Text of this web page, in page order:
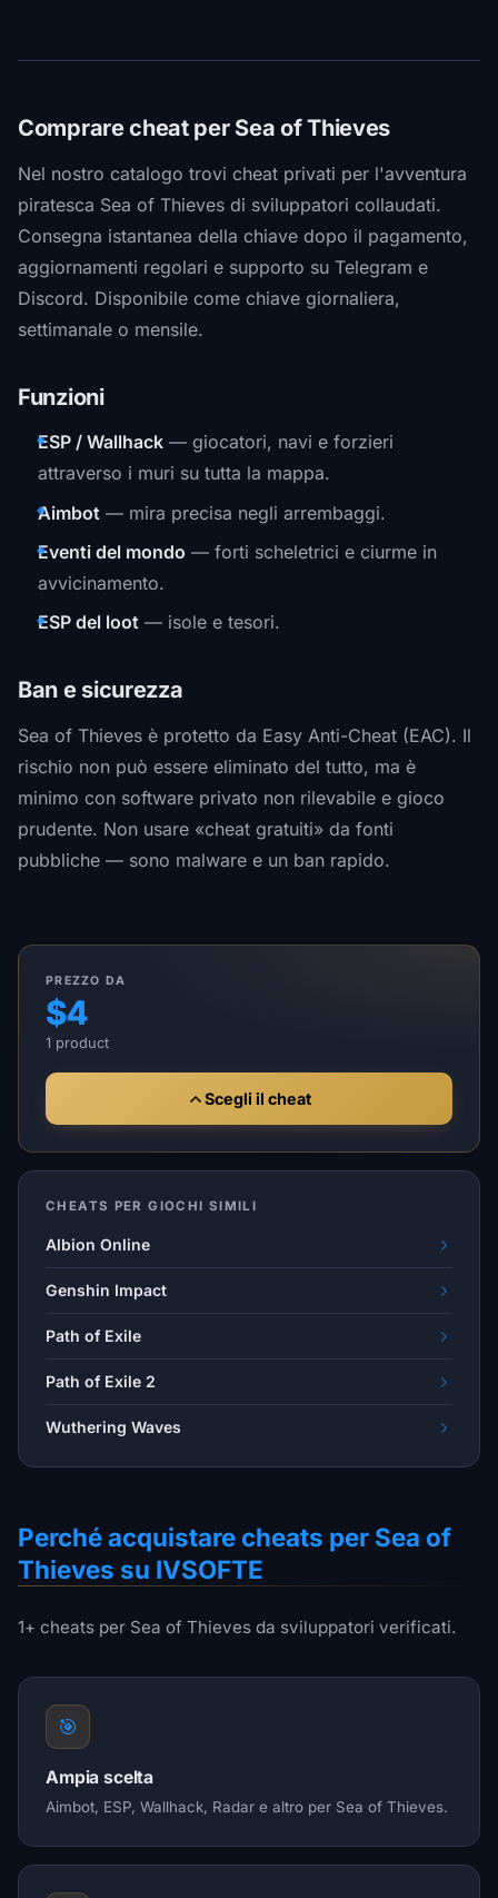
Comprare cheat per Sea of Thieves
Nel nostro catalogo trovi cheat privati per l'avventura
piratesca Sea of Thieves di sviluppatori collaudati.
Consegna istantanea della chiave dopo il pagamento,
aggiornamenti regolari e supporto su Telegram e
Discord. Disponibile come chiave giornaliera,
settimanale o mensile.
Funzioni
ESP / Wallhack — giocatori, navi e forzieri
attraverso i muri su tutta la mappa.
Aimbot — mira precisa negli arrembaggi.
Eventi del mondo — forti scheletrici e ciurme in
avvicinamento.
ESP del loot — isole e tesori.
Ban e sicurezza
Sea of Thieves è protetto da Easy Anti-Cheat (EAC). Il
rischio non può essere eliminato del tutto, ma è
minimo con software privato non rilevabile e gioco
prudente. Non usare «cheat gratuiti» da fonti
pubbliche — sono malware e un ban rapido.
PREZZO DA
$4
1 product
Scegli il cheat
CHEATS PER GIOCHI SIMILI
Albion Online
Genshin Impact
Path of Exile
Path of Exile 2
Wuthering Waves
Perché acquistare cheats per Sea of
Thieves su IVSOFTE
1+ cheats per Sea of Thieves da sviluppatori verificati.
🎯
Ampia scelta
Aimbot, ESP, Wallhack, Radar e altro per Sea of Thieves.